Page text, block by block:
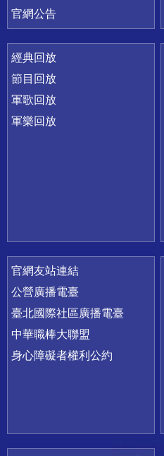
官網公告
經典回放
節目回放
軍歌回放
軍樂回放
官網友站連結
公營廣播電臺
臺北國際社區廣播電臺
中華職棒大聯盟
身心障礙者權利公約